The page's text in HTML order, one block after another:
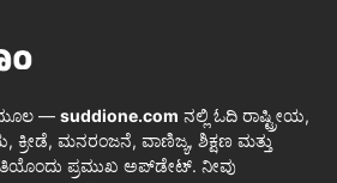
ಮೂಲ — suddione.com ನಲ್ಲಿ ಓದಿ ರಾಷ್ಟ್ರೀಯ,
ಕ್ರೀಡೆ, ಮನರಂಜನೆ, ವಾಣಿಜ್ಯ, ಶಿಕ್ಷಣ ಮತ್ತು
ಪ್ರಮುಖ ಅಪ್‌ಡೇಟ್. ನೀವು